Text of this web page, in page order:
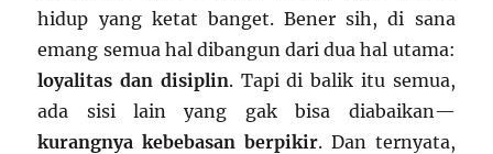
hidup yang ketat banget. Bener sih, di sana
emang semua hal dibangun dari dua hal utama:
loyalitas dan disiplin. Tapi di balik itu semua,
ada sisi lain yang gak bisa diabaikan—
kurangnya kebebasan berpikir. Dan ternyata,